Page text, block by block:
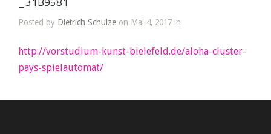
Posted by Dietrich Schulze on Mai 4, 2017 in
http://vorstudium-kunst-bielefeld.de/aloha-cluster-
pays-spielautomat/